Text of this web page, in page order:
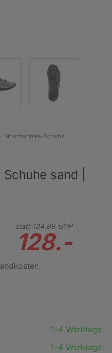
Mountainbike-Schuhe
sand |
statt 134.99UVP
128.-
1-4 Werktage
1-4 Werktage